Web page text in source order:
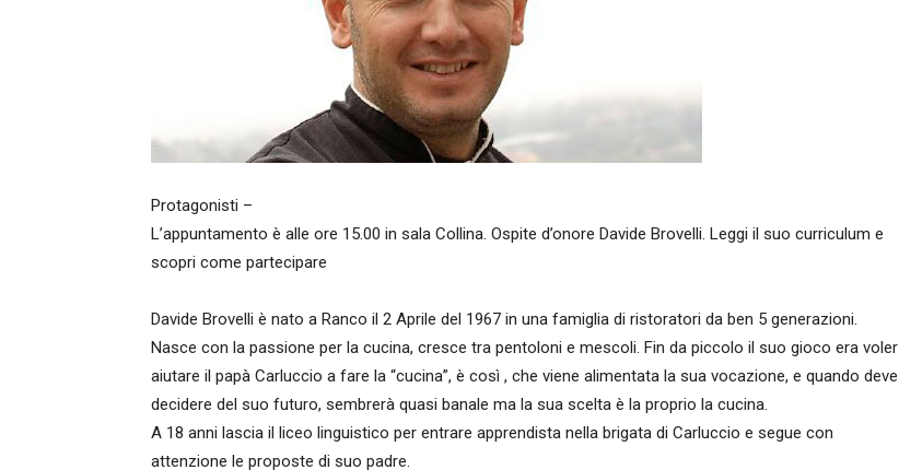
Protagonisti –
L’appuntamento è alle ore 15.00 in sala Collina. Ospite d’onore Davide Brovelli. Leggi il suo curriculum e
scopri come partecipare
Davide Brovelli è nato a Ranco il 2 Aprile del 1967 in una famiglia di ristoratori da ben 5 generazioni.
Nasce con la passione per la cucina, cresce tra pentoloni e mescoli. Fin da piccolo il suo gioco era voler
aiutare il papà Carluccio a fare la “cucina”, è così , che viene alimentata la sua vocazione, e quando deve
decidere del suo futuro, sembrerà quasi banale ma la sua scelta è la proprio la cucina.
A 18 anni lascia il liceo linguistico per entrare apprendista nella brigata di Carluccio e segue con
attenzione le proposte di suo padre.